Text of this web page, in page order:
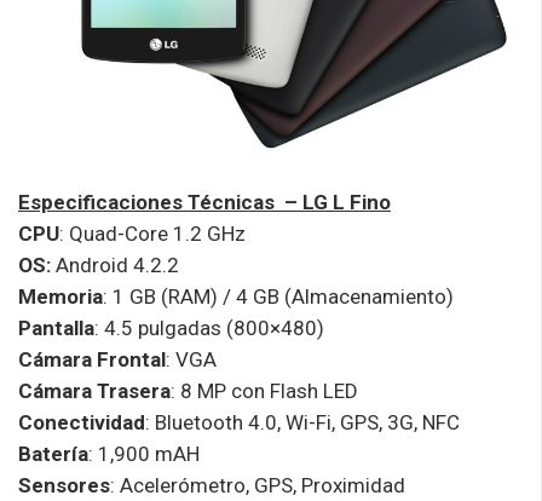
Especificaciones Técnicas – LG L Fino
CPU: Quad-Core 1.2 GHz
OS: Android 4.2.2
Memoria: 1 GB (RAM) / 4 GB (Almacenamiento)
Pantalla: 4.5 pulgadas (800×480)
Cámara Frontal: VGA
Cámara Trasera: 8 MP con Flash LED
Conectividad: Bluetooth 4.0, Wi-Fi, GPS, 3G, NFC
Batería: 1,900 mAH
Sensores: Acelerómetro, GPS, Proximidad